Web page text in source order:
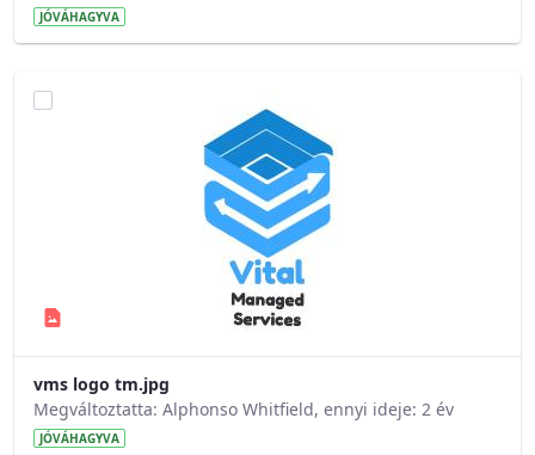
JÓVÁHAGYVA
vms logo tm.jpg
Megváltoztatta: Alphonso Whitfield, ennyi ideje: 2 év
JÓVÁHAGYVA